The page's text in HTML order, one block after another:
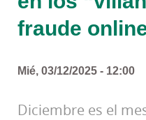
fraude
Mié, 03/12/2025 - 12:00
Diciembre es el